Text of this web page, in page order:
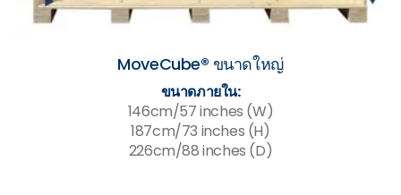
MoveCube® ขนาดใหญ่
ขนาดภายใน:
146cm/57 inches (W)
187cm/73 inches (H)
226cm/88 inches (D)